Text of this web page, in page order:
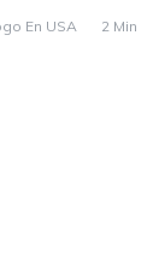
En USA
2 Min